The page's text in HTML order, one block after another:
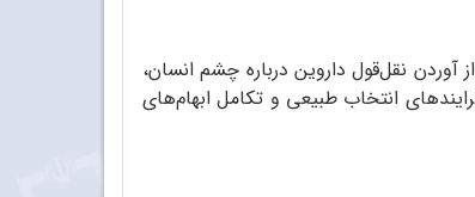
نقل‌قول داروین درباره چشم انسان،
انتخاب طبیعی و تکامل ابهام‌های